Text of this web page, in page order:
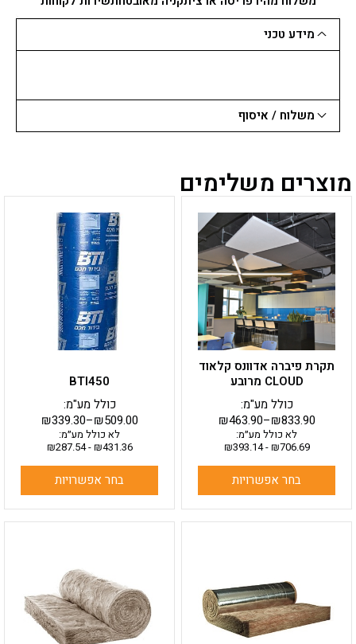
עובי
15
מידע טכני
משלוח / איסוף
מוצרים משלימים
תקרת פיברה אדוונס קלאוד
CLOUD מרובע
₪463.90–₪833.90
כולל מע"מ:
לא כולל מע״מ:
₪706.69
-
₪393.14
בחר אפשרויות
זה
מספר
סוגים.
ניתן
לבחור
את
האפשרויות
בעמוד
המוצר
BTI450
₪339.30–₪509.00
כולל מע"מ:
לא כולל מע״מ:
₪431.36
-
₪287.54
בחר אפשרויות
זה
יש
מספר
סוגים.
ניתן
לבחור
את
האפשרויות
בעמוד
מספר
סוגים.
ניתן
לבחור
מספר
סוגים.
ניתן
לבחור